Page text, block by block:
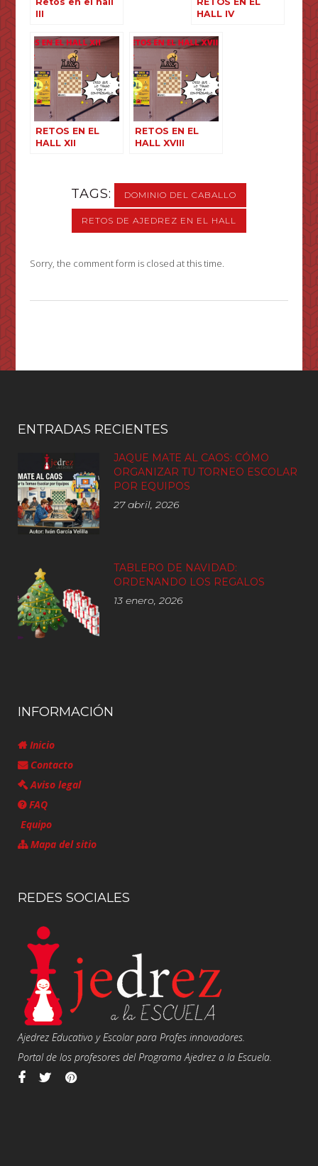
III
HALL IV
RETOS EN EL
HALL XII
RETOS EN EL
HALL XVIII
TAGS: DOMINIO DEL CABALLO
RETOS DE AJEDREZ EN EL HALL
Sorry, the comment form is closed at this time.
ENTRADAS RECIENTES
JAQUE MATE AL CAOS: CÓMO
ORGANIZAR TU TORNEO ESCOLAR
POR EQUIPOS
27 abril, 2026
TABLERO DE NAVIDAD:
ORDENANDO LOS REGALOS
13 enero, 2026
INFORMACIÓN
Inicio
Contacto
Aviso legal
FAQ
Equipo
Mapa del sitio
REDES SOCIALES
Ajedrez Educativo y Escolar para Profes innovadores.
Portal de los profesores del Programa Ajedrez a la Escuela.